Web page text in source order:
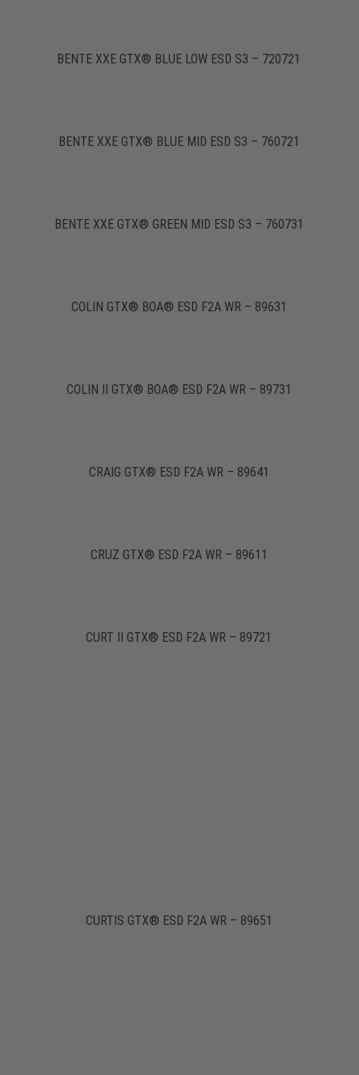
BENTE XXE GTX® BLUE LOW ESD S3 – 720721
BENTE XXE GTX® BLUE MID ESD S3 – 760721
BENTE XXE GTX® GREEN MID ESD S3 – 760731
COLIN GTX® BOA® ESD F2A WR – 89631
COLIN II GTX® BOA® ESD F2A WR – 89731
CRAIG GTX® ESD F2A WR – 89641
CRUZ GTX® ESD F2A WR – 89611
CURT II GTX® ESD F2A WR – 89721
CURTIS GTX® ESD F2A WR – 89651